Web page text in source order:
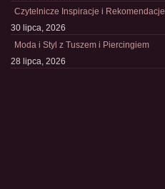
Czytelnicze Inspiracje i Rekomendacje
30 lipca, 2026
Moda i Styl z Tuszem i Piercingiem
28 lipca, 2026